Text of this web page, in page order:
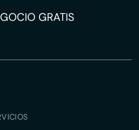
GRATIS